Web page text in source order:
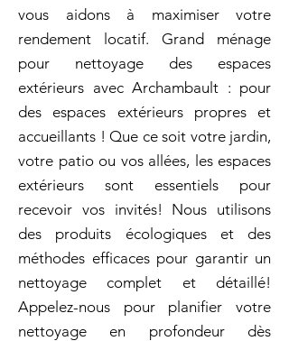
vous aidons à maximiser votre
rendement locatif. Grand ménage
pour nettoyage des espaces
extérieurs avec Archambault : pour
des espaces extérieurs propres et
accueillants ! Que ce soit votre jardin,
votre patio ou vos allées, les espaces
extérieurs sont essentiels pour
recevoir vos invités! Nous utilisons
des produits écologiques et des
méthodes efficaces pour garantir un
nettoyage complet et détaillé!
Appelez-nous pour planifier votre
nettoyage en profondeur dès